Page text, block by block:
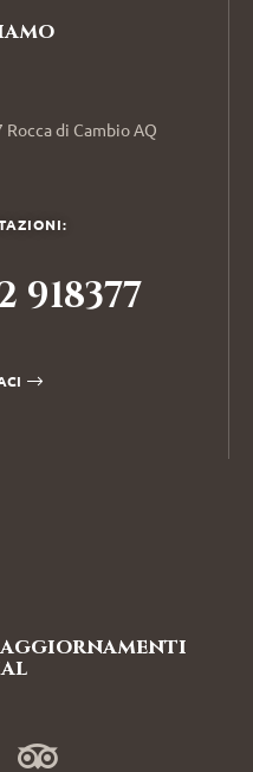
di Cambio AQ
918377